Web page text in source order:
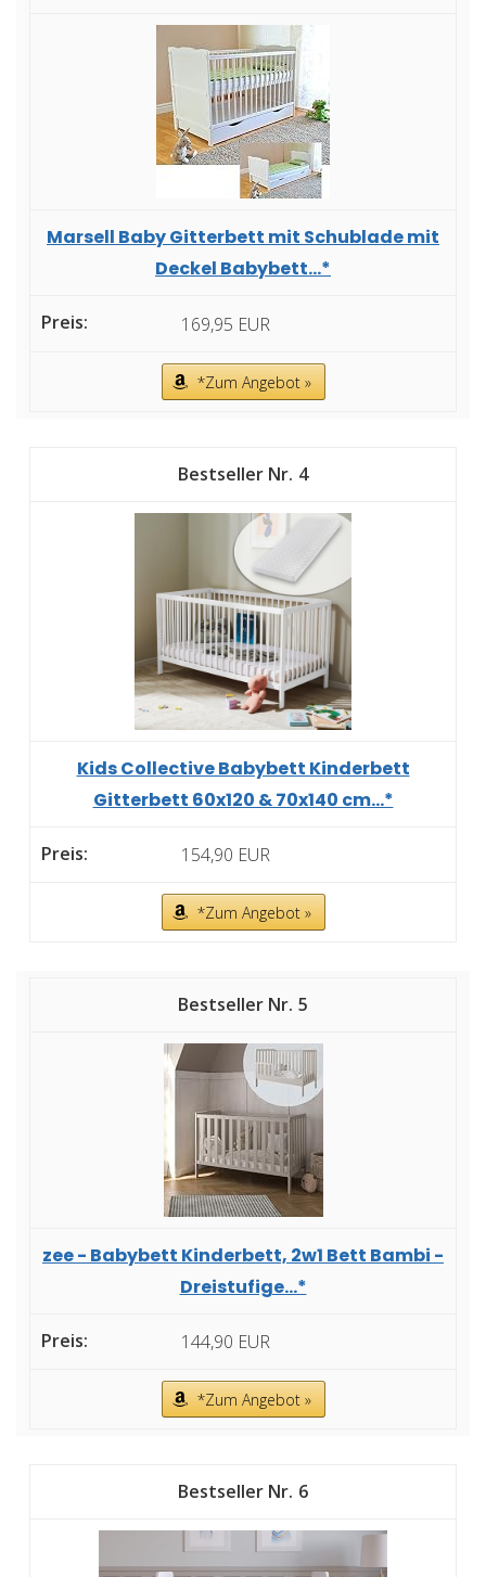
Marsell Baby Gitterbett mit Schublade mit
Deckel Babybett...*
169,95 EUR
*Zum Angebot »
4
Kids Collective Babybett Kinderbett
Gitterbett 60x120 & 70x140 cm...*
154,90 EUR
*Zum Angebot »
5
zee - Babybett Kinderbett, 2w1 Bett Bambi -
Dreistufige...*
144,90 EUR
*Zum Angebot »
6